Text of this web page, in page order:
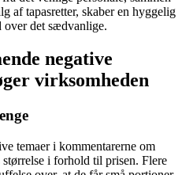
af tapasretter, skaber en hyggelig
over det sædvanlige.
negative
virksomheden
temaer i kommentarerne om
i forhold til prisen. Flere